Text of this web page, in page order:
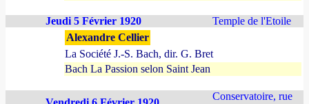
Jeudi 5 Février 1920
Temple de l'Etoile
Alexandre Cellier
La Société J.-S. Bach, dir. G. Bret
Bach La Passion selon Saint Jean
Conservatoire, rue